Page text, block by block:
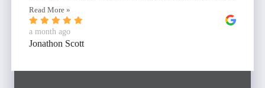
Read More »
a month ago
Jonathon Scott